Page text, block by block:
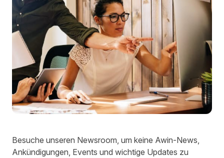
Besuche unseren Newsroom, um keine Awin-News,
Ankündigungen, Events und wichtige Updates zu